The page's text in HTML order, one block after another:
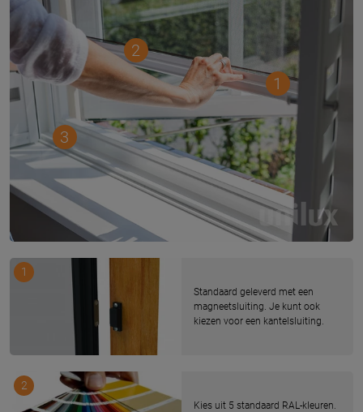
1
2
3
Standaard geleverd met een
magneetsluiting. Je kunt ook
kiezen voor een kantelsluiting.
1
Kies uit 5 standaard RAL-kleuren.
2